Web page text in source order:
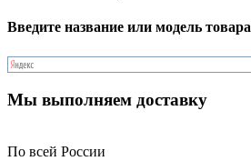
Введите название или модель товара
Мы выполняем доставку
По всей России